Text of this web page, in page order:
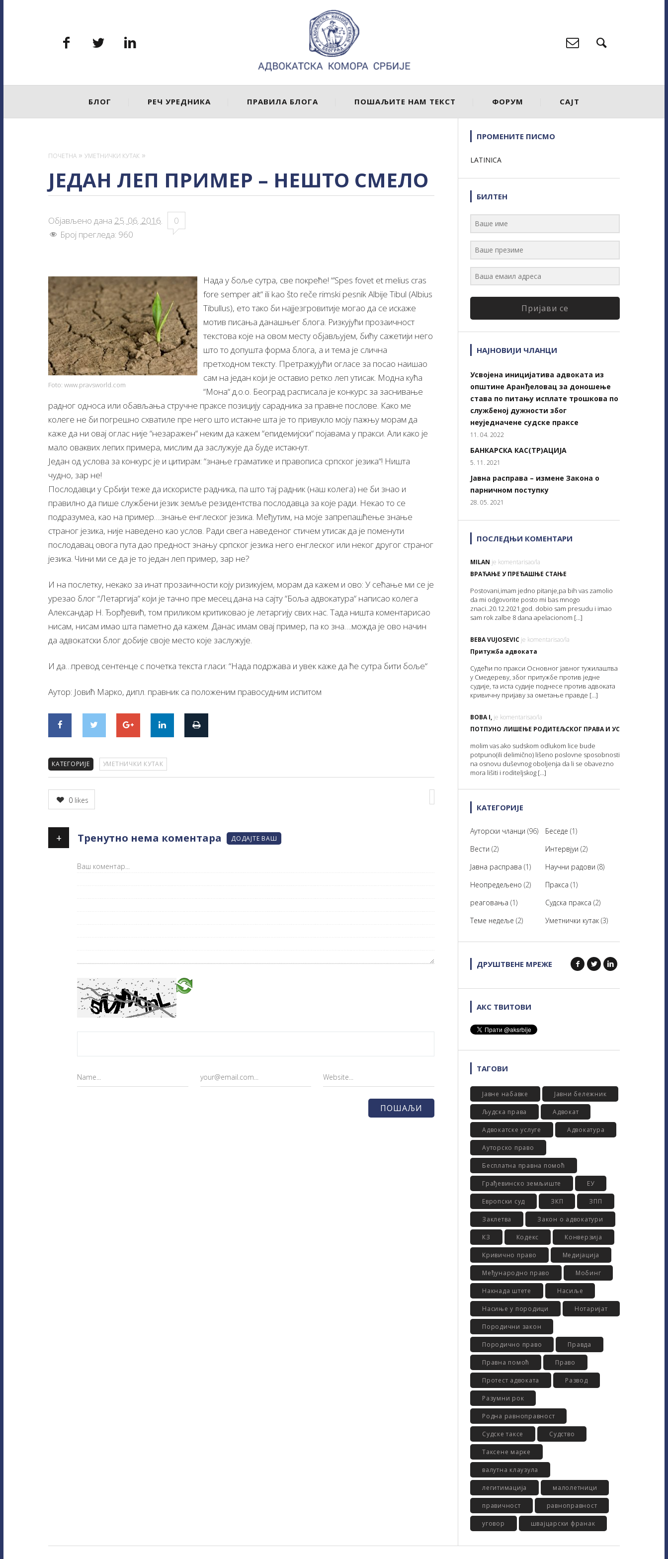
БЛОГ РЕЧ УРЕДНИКА ПРАВИЛА БЛОГА ПОШАЉИТЕ НАМ ТЕКСТ ФОРУМ САЈТ
ПОЧЕТНА УМЕТНИЧКИ КУТАК
ЈЕДАН ЛЕП ПРИМЕР – НЕШТО СМЕЛО
Објављено дана 25. 06. 2016.
0
Број прегледа: 960
Foto: www.pravsworld.com
Нада у боље сутра, све покреће! “’Spes fovet et melius cras
fore semper ait“ ili kao što reče rimski pesnik Albije Tibul (Albius
Tibullus), ето тако би најјезгровитије могао да се искаже
мотив писања данашњег блога. Ризкујући прозаичност
текстова које на овом месту објављујем, бићу сажетији него
што то допушта форма блога, а и тема је слична
претходном тексту. Претражујући огласе за посао наишао
сам на један који је оставио ретко леп утисак. Модна кућа
“Мона“ д.о.о. Београд расписала је конкурс за заснивање
радног односа или обављања стручне праксе позицију сарадника за правне послове. Како ме
колеге не би погрешно схватиле пре него што истакне шта је то привукло моју пажњу морам да
каже да ни овај оглас није “незаражен“ неким да кажем “епидемијски“ појавама у пракси. Али како је
мало оваквих лепих примера, мислим да заслужује да буде истакнут.
Један од услова за конкурс је и цитирам: “знање граматике и правописа српског језика“! Ништа
чудно, зар не!
Послодавци у Србији теже да искористе радника, па што тај радник (наш колега) не би знао и
правилно да пише службени језик земље резидентства послодавца за које ради. Некао то се
подразумеа, као на пример….знање енглеског језика. Међутим, на моје запрепашћење знање
страног језика, није наведено као услов. Ради свега наведеног стичем утисак да је поменути
послодавац овога пута дао предност знању српског језика него енглеског или неког другог страног
језика. Чини ми се да је то један леп пример, зар не?
И на послетку, некако за инат прозаичности коју ризикујем, морам да кажем и ово: У сећање ми се је
урезао блог “Летаргија“ који је тачно пре месец дана на сајту “Боља адвокатура“ написао колега
Александар Н. Ђорђевић, том приликом критиковао је летаргију свих нас. Тада ништа коментарисао
нисам, нисам имао шта паметно да кажем. Данас имам овај пример, па ко зна….можда је ово начин
да адвокатски блог добије своје место које заслужује.
И да…превод сентенце с почетка текста гласи: “Нада подржава и увек каже да ће сутра бити боље“
Аутор: Јовић Марко, дипл. правник са положеним правосудним испитом
КАТЕГОРИЈЕ УМЕТНИЧКИ КУТАК
0likes
+ Тренутно нема коментара ДОДАЈТЕ ВАШ
ПРОМЕНИТЕ ПИСМО
LATINICA
БИЛТЕН
Пријави се
НАЈНОВИЈИ ЧЛАНЦИ
Усвојена иницијатива адвоката из
општине Аранђеловац за доношење
става по питању исплате трошкова по
службеној дужности због
неуједначене судске праксе
11. 04. 2022
БАНКАРСКА КАС(ТР)АЦИЈА
5. 11. 2021
Јавна расправа – измене Закона о
парничном поступку
28. 05. 2021
ПОСЛЕДЊИ КОМЕНТАРИ
MILAN je komentarisao/la
ВРАЋАЊЕ У ПРЕЂАШЊЕ СТАЊЕ
Postovani,imam jedno pitanje,pa bih vas zamolio
da mi odgovorite posto mi bas mnogo
znaci..20.12.2021.god. dobio sam presudu i imao
sam rok zalbe 8 dana apelacionom […]
BEBA VUJOSEVIC je komentarisao/la
Притужба адвоката
Судећи по пракси Основног јавног тужилаштва
у Смедереву, због притужбе против једне
судије, та иста судије поднесе против адвоката
кривичну пријаву за ометање правде […]
BOBA I, je komentarisao/la
ПОТПУНО ЛИШЕЊЕ РОДИТЕЉСКОГ ПРАВА И УСВОЈЕЊЕ
molim vas ako sudskom odlukom lice bude
potpuno(ili delimično) lišeno poslovne sposobnosti
na osnovu duševnog oboljenja da li se obavezno
mora lišiti i roditeljskog […]
КАТЕГОРИЈЕ
Ауторски чланци (96) Беседе (1)
Вести (2) Интервјуи (2)
Јавна расправа (1) Научни радови (8)
Неопредељено (2) Пракса (1)
реаговања (1) Судска пракса (2)
Теме недеље (2) Уметнички кутак(3)
ДРУШТВЕНЕ МРЕЖЕ
АКС ТВИТОВИ
ТАГОВИ
Јавне набавке Јавни бележник
Људска права Адвокат
Адвокатске услуге Адвокатура
Ауторско право
Бесплатна правна помоћ
Грађевинско земљиште ЕУ
Европски суд ЗКП ЗПП
Заклетва Закон о адвокатури
КЗ Кодекс Конверзија
Кривично право Медијација
Међународно право Мобинг
Накнада штете Насиље
Насиње у породици Нотаријат
Породични закон
Породично право Правда
Правна помоћ Право
Протест адвоката Развод
Разумни рок
Родна равноправност
Судске таксе Судство
Таксене марке
валутна клаузула
легитимација малолетници
правичност равноправност
уговор швајцарски франак